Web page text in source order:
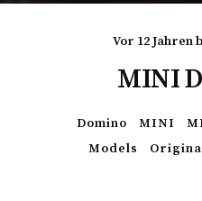
vor 12 Jahren
MINI
Domino MINI
Models